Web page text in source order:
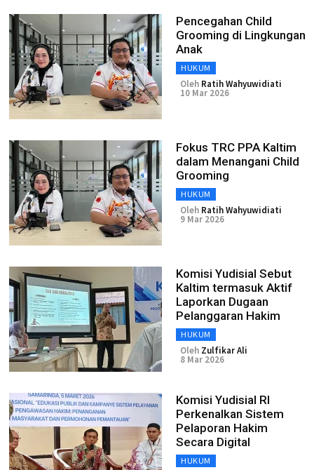
Pencegahan Child
Grooming di Lingkungan
Anak
HUKUM
Oleh Ratih Wahyuwidiati
10 Mar 2026
Fokus TRC PPA Kaltim
dalam Menangani Child
Grooming
HUKUM
Oleh Ratih Wahyuwidiati
9 Mar 2026
Komisi Yudisial Sebut
Kaltim termasuk Aktif
Laporkan Dugaan
Pelanggaran Hakim
HUKUM
Oleh Zulfikar Ali
8 Mar 2026
Komisi Yudisial RI
Perkenalkan Sistem
Pelaporan Hakim
Secara Digital
HUKUM